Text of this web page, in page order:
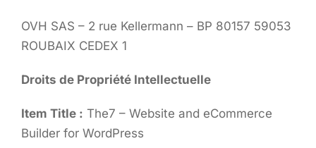
OVH SAS – 2 rue Kellermann – BP 80157 59053
ROUBAIX CEDEX 1
Droits de Propriété Intellectuelle
Item Title : The7 – Website and eCommerce
Builder for WordPress